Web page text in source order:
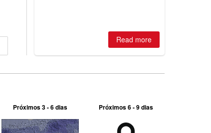
Read more
Próximos 3 - 6 dias Próximos 6 - 9 dias